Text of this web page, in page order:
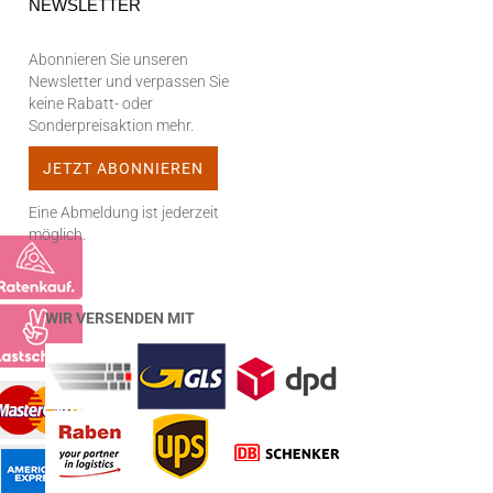
NEWSLETTER
Abonnieren Sie unseren
Newsletter und verpassen Sie
keine Rabatt- oder
Sonderpreisaktion mehr.
Eine Abmeldung ist jederzeit
möglich.
WIR VERSENDEN MIT